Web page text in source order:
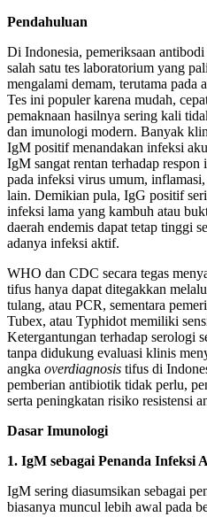
Pendahuluan
Di Indonesia, pemeriksaan
salah satu tes laboratorium yang
mengalami demam, terutama pada
Tes ini populer karena mudah,
pemaknaan hasilnya sering kali
dan imunologi modern. Banyak
IgM positif menandakan infeksi
IgM sangat rentan terhadap
pada infeksi virus umum,
lain. Demikian pula, IgG positif
infeksi lama yang kambuh atau
daerah endemis dapat tetap tinggi
adanya infeksi aktif.
WHO dan CDC secara tegas
tifus hanya dapat ditegakkan
tulang, atau PCR, sementara
Tubex, atau Typhidot memiliki
Ketergantungan terhadap serologi
tanpa didukung evaluasi klinis
angka overdiagnosis tifus di
pemberian antibiotik tidak perlu,
serta peningkatan risiko resistensi
Dasar Imunologi
1. IgM sebagai Penanda Infeksi
IgM sering diasumsikan sebagai
biasanya muncul lebih awal pada